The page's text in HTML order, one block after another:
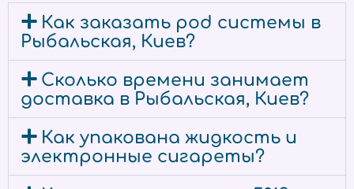
Как заказать pod системы в
Рыбальская, Киев?
Сколько времени занимает
доставка в Рыбальская, Киев?
Как упакована жидкость и
электронные сигареты?